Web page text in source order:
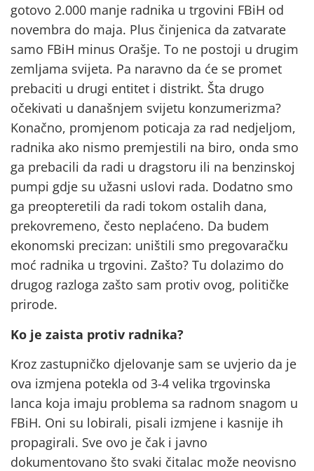
gotovo 2.000 manje radnika u trgovini FBiH od
novembra do maja. Plus činjenica da zatvarate
samo FBiH minus Orašje. To ne postoji u drugim
zemljama svijeta. Pa naravno da će se promet
prebaciti u drugi entitet i distrikt. Šta drugo
očekivati u današnjem svijetu konzumerizma?
Konačno, promjenom poticaja za rad nedjeljom,
radnika ako nismo premjestili na biro, onda smo
ga prebacili da radi u dragstoru ili na benzinskoj
pumpi gdje su užasni uslovi rada. Dodatno smo
ga preopteretili da radi tokom ostalih dana,
prekovremeno, često neplaćeno. Da budem
ekonomski precizan: uništili smo pregovaračku
moć radnika u trgovini. Zašto? Tu dolazimo do
drugog razloga zašto sam protiv ovog, političke
prirode.
Ko je zaista protiv radnika?
Kroz zastupničko djelovanje sam se uvjerio da je
ova izmjena potekla od 3-4 velika trgovinska
lanca koja imaju problema sa radnom snagom u
FBiH. Oni su lobirali, pisali izmjene i kasnije ih
propagirali. Sve ovo je čak i javno
dokumentovano što svaki čitalac može neovisno